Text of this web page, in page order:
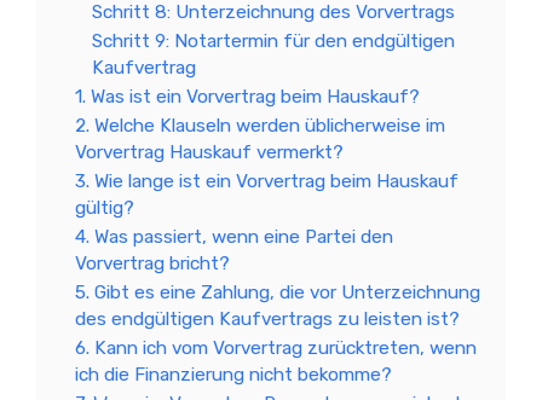
Schritt 8: Unterzeichnung des Vorvertrags
Schritt 9: Notartermin für den endgültigen
Kaufvertrag
1. Was ist ein Vorvertrag beim Hauskauf?
2. Welche Klauseln werden üblicherweise im
Vorvertrag Hauskauf vermerkt?
3. Wie lange ist ein Vorvertrag beim Hauskauf
gültig?
4. Was passiert, wenn eine Partei den
Vorvertrag bricht?
5. Gibt es eine Zahlung, die vor Unterzeichnung
des endgültigen Kaufvertrags zu leisten ist?
6. Kann ich vom Vorvertrag zurücktreten, wenn
ich die Finanzierung nicht bekomme?